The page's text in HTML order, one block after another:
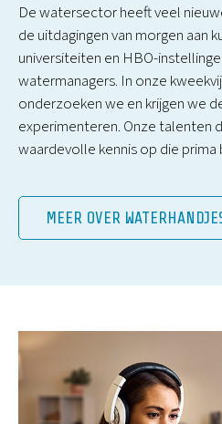
De watersector heeft veel
de uitdagingen van morgen aan
universiteiten en HBO-
watermanagers. In onze
onderzoeken we en krijgen we
experimenteren. Onze talenten
waardevolle kennis op die prima
MEER OVER